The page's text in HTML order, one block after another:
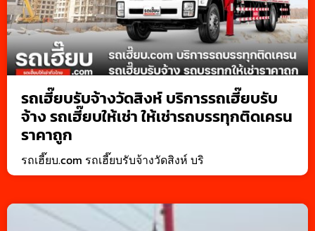
รถเฮี๊ยบรับจ้างวัดสิงห์ บริการรถเฮี๊ยบรับ
จ้าง รถเฮี๊ยบให้เช่า ให้เช่ารถบรรทุกติดเครน
ราคาถูก
รถเฮี๊ยบ.com รถเฮี๊ยบรับจ้างวัดสิงห์ บริ